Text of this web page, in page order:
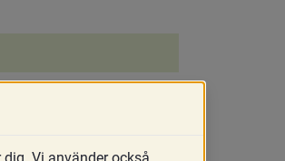
Vi använder också